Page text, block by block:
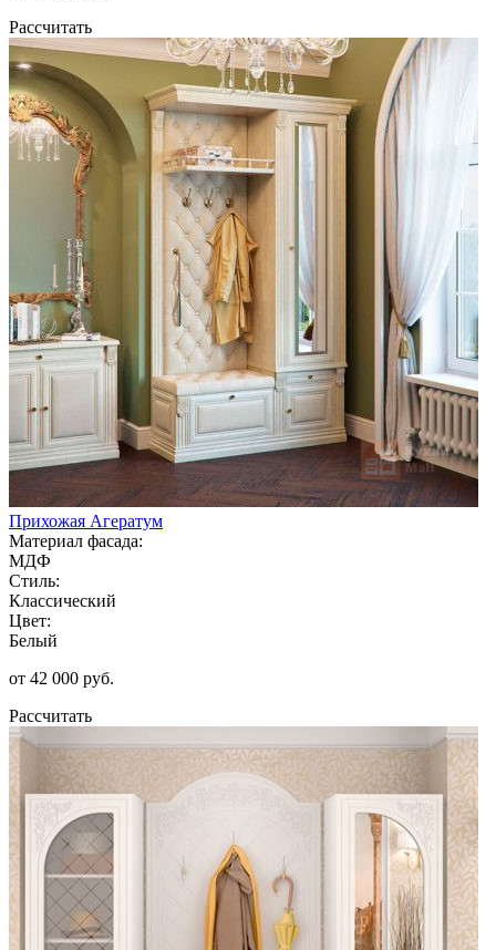
Рассчитать
Прихожая Агератум
Материал фасада:
МДФ
Стиль:
Классический
Цвет:
Белый
от 42 000 руб.
Рассчитать